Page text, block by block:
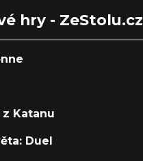
hry - ZeStolu.cz
Katanu
Duel